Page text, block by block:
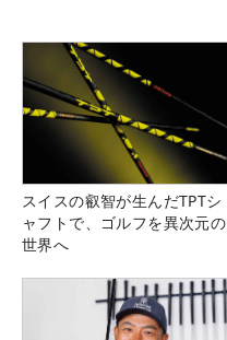
スイスの叡智が生んだTPTシ
ャフトで、ゴルフを異次元の
世界へ